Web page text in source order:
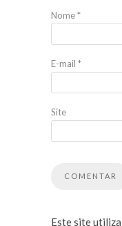
Nome*
E-mail *
Site
Este site